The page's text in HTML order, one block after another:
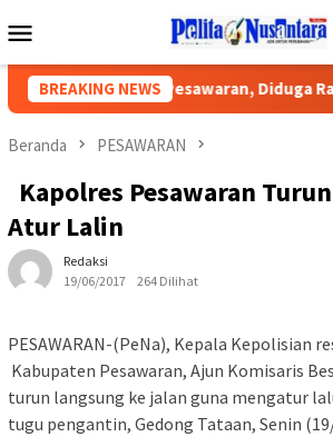
ke
Mobile
BREAKING NEWS
Ke Polres Pesawaran, Diduga
Beranda PESAWARAN
Kapolres Pesawaran
Atur Lalin
Redaksi
19/06/2017
264 Dilihat
PESAWARAN-(PeNa), Kepala Kepolisian
Kabupaten Pesawaran, Ajun Komisaris
turun langsung ke jalan guna mengatur
tugu pengantin, Gedong Tataan, Senin